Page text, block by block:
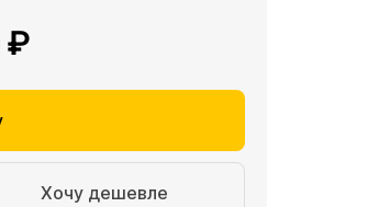
₽
Хочу дешевле